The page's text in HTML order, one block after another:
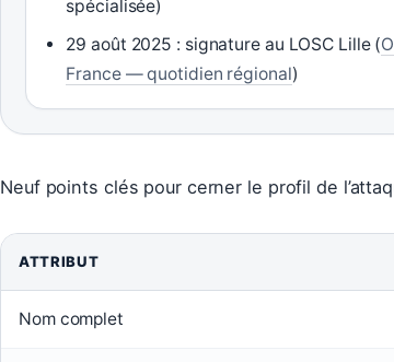
spécialisée)
29 août 2025 : signature au LOSC Lille (
France — quotidien régional)
Neuf points clés pour cerner le profil de
ATTRIBUT
Nom complet